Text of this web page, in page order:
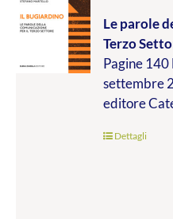
Le parole
Terzo
Pagine
settembre
editore
Dettagli